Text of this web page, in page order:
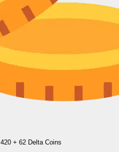
420 + 62 Delta Coins